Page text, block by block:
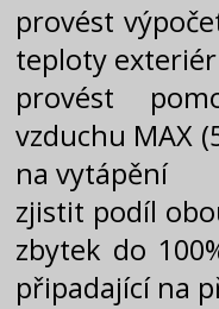
provést
teploty
provést
vzduchu MAX
na vytápění
zjistit podíl
zbytek do
připadající na